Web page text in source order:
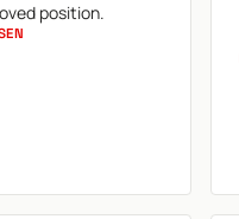
position.